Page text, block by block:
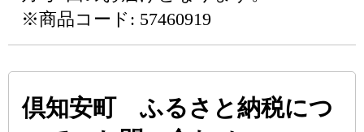
※商品コード: 57460919
倶知安町 ふるさと納税につ